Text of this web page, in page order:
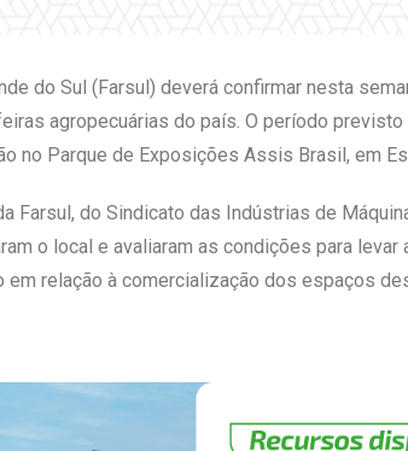
do Sul (Farsul) deverá confirmar nesta
agropecuárias do país. O período
no Parque de Exposições Assis Brasil, em
Farsul, do Sindicato das Indústrias de
o local e avaliaram as condições para
relação à comercialização dos espaços